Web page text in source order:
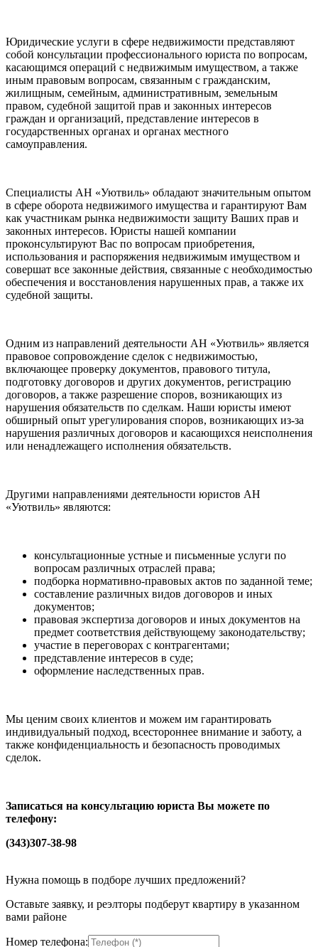
Юридические услуги в сфере недвижимости представляют
собой консультации профессионального юриста по вопросам,
касающимся операций с недвижимым имуществом, а также
иным правовым вопросам, связанным с гражданским,
жилищным, семейным, административным, земельным
правом, судебной защитой прав и законных интересов
граждан и организаций, представление интересов в
государственных органах и органах местного
самоуправления.
Специалисты АН «Уютвиль» обладают значительным опытом
в сфере оборота недвижимого имущества и гарантируют Вам
как участникам рынка недвижимости защиту Ваших прав и
законных интересов. Юристы нашей компании
проконсультируют Вас по вопросам приобретения,
использования и распоряжения недвижимым имуществом и
совершат все законные действия, связанные с необходимостью
обеспечения и восстановления нарушенных прав, а также их
судебной защиты.
Одним из направлений деятельности АН «Уютвиль» является
правовое сопровождение сделок с недвижимостью,
включающее проверку документов, правового титула,
подготовку договоров и других документов, регистрацию
договоров, а также разрешение споров, возникающих из
нарушения обязательств по сделкам. Наши юристы имеют
обширный опыт урегулирования споров, возникающих из-за
нарушения различных договоров и касающихся неисполнения
или ненадлежащего исполнения обязательств.
Другими направлениями деятельности юристов АН
«Уютвиль» являются:
консультационные устные и письменные услуги по
вопросам различных отраслей права;
подборка нормативно-правовых актов по заданной теме;
составление различных видов договоров и иных
документов;
правовая экспертиза договоров и иных документов на
предмет соответствия действующему законодательству;
участие в переговорах с контрагентами;
представление интересов в суде;
оформление наследственных прав.
Мы ценим своих клиентов и можем им гарантировать
индивидуальный подход, всестороннее внимание и заботу, а
также конфиденциальность и безопасность проводимых
сделок.
Записаться на консультацию юриста Вы можете по
телефону:
(343)307-38-98
Нужна помощь в подборе лучших предложений?
Оставьте заявку, и реэлторы подберут квартиру в указанном
вами районе
Номер телефона: